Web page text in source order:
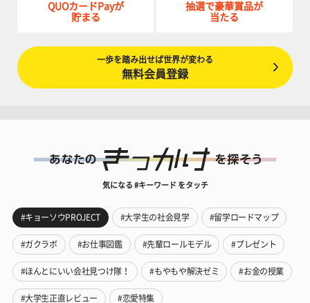
QUOカードPayが
貯まる
抽選で豪華賞品が
当たる
一歩を踏み出せば世界が変わる
無料会員登録
気になる #キーワード をタッチ
#キョーソウPROJECT #大学生の社会見学 #留学ロードマップ
#ガクラボ #お仕事図鑑 #先輩ロールモデル #プレゼント
#ほんとにいい会社見つけ隊！ #もやもや解決ゼミ #お金の授業
#大学生正直レビュー #恋愛特集